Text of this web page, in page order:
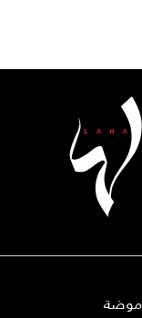
موضة